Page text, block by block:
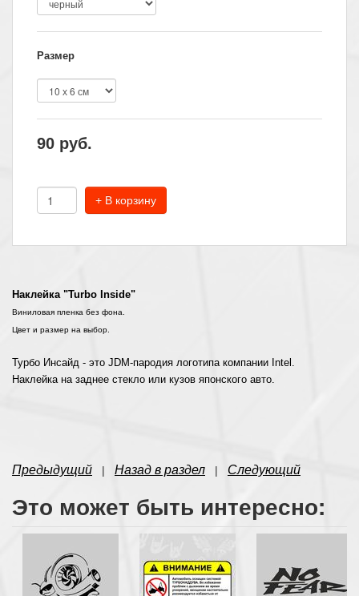
Размер
90 руб.
+ В корзину
Наклейка "Turbo Inside"
Виниловая пленка без фона.
Цвет и размер на выбор.
Турбо Инсайд - это JDM-пародия логотипа компании Intel.
Наклейка на заднее стекло или кузов японского авто.
Предыдущий | Назад в раздел | Следующий
Это может быть интересно: